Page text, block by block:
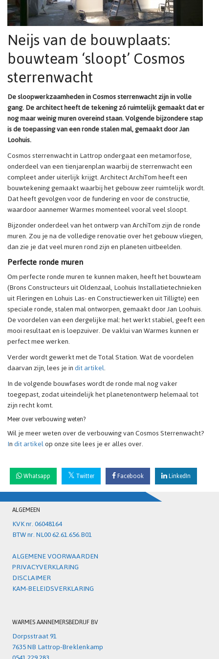
Neijs van de bouwplaats:
bouwteam ‘sloopt’ Cosmos
sterrenwacht
De sloopwerkzaamheden in Cosmos sterrenwacht zijn in volle
gang. De architect heeft de tekening zó ruimtelijk gemaakt dat er
nog maar weinig muren overeind staan. Volgende bijzondere stap
is de toepassing van een ronde stalen mal, gemaakt door Jan
Loohuis.
Cosmos sterrenwacht in Lattrop ondergaat een metamorfose,
onderdeel van een tienjarenplan waarbij de sterrenwacht een
compleet ander uiterlijk krijgt. Architect ArchiTom heeft een
bouwtekening gemaakt waarbij het gebouw zeer ruimtelijk wordt.
Dat heeft gevolgen voor de fundering en voor de constructie,
waardoor aannemer Warmes momenteel vooral veel sloopt.
Bijzonder onderdeel van het ontwerp van ArchiTom zijn de ronde
muren. Zou je na de volledige renovatie over het gebouw vliegen,
dan zie je dat veel muren rond zijn en planeten uitbeelden.
Perfecte ronde muren
Om perfecte ronde muren te kunnen maken, heeft het bouwteam
(Brons Constructeurs uit Oldenzaal, Loohuis Installatietechnieken
uit Fleringen en Lohuis Las- en Constructiewerken uit Tilligte) een
speciale ronde, stalen mal ontworpen, gemaakt door Jan Loohuis.
De voordelen van een dergelijke mal: het werkt stabiel, geeft een
mooi resultaat en is loepzuiver. De vaklui van Warmes kunnen er
perfect mee werken.
Verder wordt gewerkt met de Total Station. Wat de voordelen
daarvan zijn, lees je indit artikel.
In de volgende bouwfases wordt de ronde mal nog vaker
toegepast, zodat uiteindelijk het planetenontwerp helemaal tot
zijn recht komt.
Meer over verbouwing weten?
Wil je meer weten over de verbouwing van Cosmos Sterrenwacht?
Indit artikelop onze site lees je er alles over.
Whatsapp Twitter Facebook LinkedIn
ALGEMEEN
KVK nr. 06048164
BTW nr. NL00 62.61.656.B01
ALGEMENE VOORWAARDEN
PRIVACYVERKLARING
DISCLAIMER
KAM-BELEIDSVERKLARING
WARMES AANNEMERSBEDRIJF BV
Dorpsstraat 91
7635 NB Lattrop-Breklenkamp